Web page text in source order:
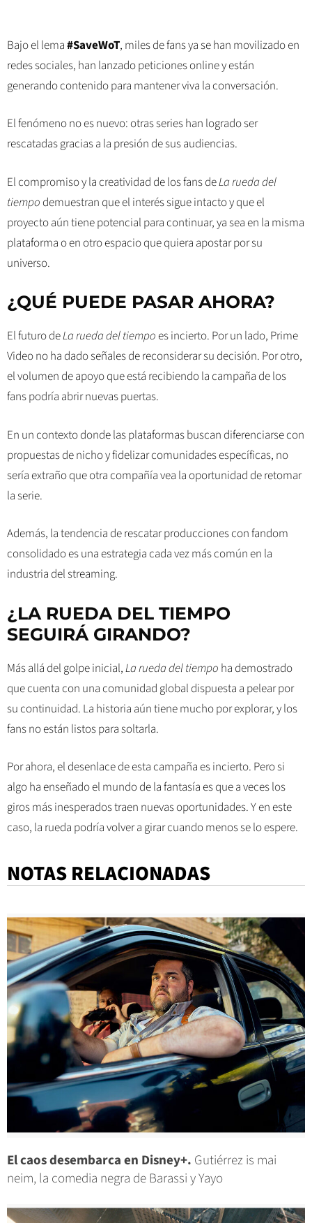
Bajo el lema#SaveWoT, miles de fans ya se han movilizado en
redes sociales, han lanzado peticiones online y están
generando contenido para mantener viva la conversación.
El fenómeno no es nuevo: otras series han logrado ser
rescatadas gracias a la presión de sus audiencias.
El compromiso y la creatividad de los fans deLa rueda del
tiempo demuestran que el interés sigue intacto y que el
proyecto aún tiene potencial para continuar, ya sea en la misma
plataforma o en otro espacio que quiera apostar por su
universo.
¿QUÉ PUEDE PASAR AHORA?
El futuro deLa rueda del tiempo es incierto. Por un lado, Prime
Video no ha dado señales de reconsiderar su decisión. Por otro,
el volumen de apoyo que está recibiendo la campaña de los
fans podría abrir nuevas puertas.
En un contexto donde las plataformas buscan diferenciarse con
propuestas de nicho y fidelizar comunidades específicas, no
sería extraño que otra compañía vea la oportunidad de retomar
la serie.
Además, la tendencia de rescatar producciones con fandom
consolidado es una estrategia cada vez más común en la
industria del streaming.
¿LA RUEDA DEL TIEMPO
SEGUIRÁ GIRANDO?
Más allá del golpe inicial,La rueda del tiempo ha demostrado
que cuenta con una comunidad global dispuesta a pelear por
su continuidad. La historia aún tiene mucho por explorar, y los
fans no están listos para soltarla.
Por ahora, el desenlace de esta campaña es incierto. Pero si
algo ha enseñado el mundo de la fantasía es que a veces los
giros más inesperados traen nuevas oportunidades. Y en este
caso, la rueda podría volver a girar cuando menos se lo espere.
NOTAS RELACIONADAS
El caos desembarca en Disney+. Gutiérrez is mai
neim, la comedia negra de Barassi y Yayo